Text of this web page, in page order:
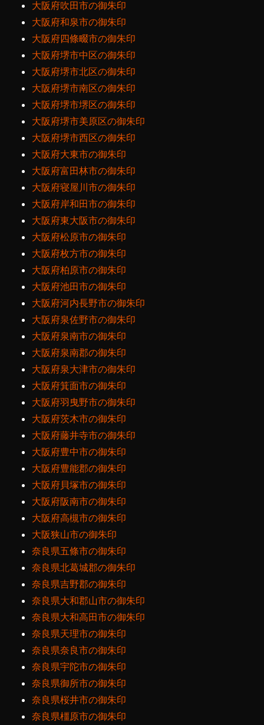
大阪府吹田市の御朱印
大阪府和泉市の御朱印
大阪府四條畷市の御朱印
大阪府堺市中区の御朱印
大阪府堺市北区の御朱印
大阪府堺市南区の御朱印
大阪府堺市堺区の御朱印
大阪府堺市美原区の御朱印
大阪府堺市西区の御朱印
大阪府大東市の御朱印
大阪府富田林市の御朱印
大阪府寝屋川市の御朱印
大阪府岸和田市の御朱印
大阪府東大阪市の御朱印
大阪府松原市の御朱印
大阪府枚方市の御朱印
大阪府柏原市の御朱印
大阪府池田市の御朱印
大阪府河内長野市の御朱印
大阪府泉佐野市の御朱印
大阪府泉南市の御朱印
大阪府泉南郡の御朱印
大阪府泉大津市の御朱印
大阪府箕面市の御朱印
大阪府羽曳野市の御朱印
大阪府茨木市の御朱印
大阪府藤井寺市の御朱印
大阪府豊中市の御朱印
大阪府豊能郡の御朱印
大阪府貝塚市の御朱印
大阪府阪南市の御朱印
大阪府高槻市の御朱印
大阪狭山市の御朱印
奈良県五條市の御朱印
奈良県北葛城郡の御朱印
奈良県吉野郡の御朱印
奈良県大和郡山市の御朱印
奈良県大和高田市の御朱印
奈良県天理市の御朱印
奈良県奈良市の御朱印
奈良県宇陀市の御朱印
奈良県御所市の御朱印
奈良県桜井市の御朱印
奈良県橿原市の御朱印